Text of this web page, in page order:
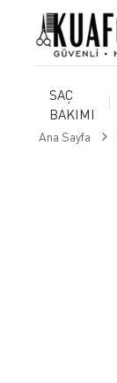
SAÇ
BAKIMI
Ana Sayfa